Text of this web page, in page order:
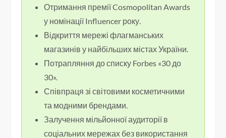
Отримання премії Cosmopolitan Awards
у номінації Influencer року.
Відкриття мережі флагманських
магазинів у найбільших містах України.
Потрапляння до списку Forbes «30 до
30».
Співпраця зі світовими косметичними
та модними брендами.
Залучення мільйонної аудиторії в
соціальних мережах без використання